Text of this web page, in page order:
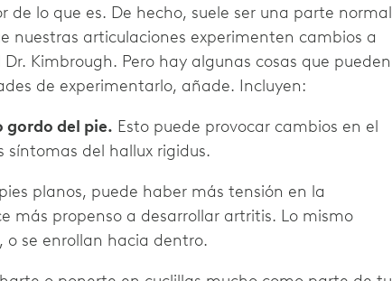
de lo que es. De hecho, suele ser una parte normal
nuestras articulaciones experimenten cambios a
Kimbrough. Pero hay algunas cosas que pueden
de experimentarlo, añade. Incluyen:
gordo del pie. Esto puede provocar cambios en el
del hallux rigidus.
planos, puede haber más tensión en la
más propenso a desarrollar artritis. Lo mismo
o se enrollan hacia dentro.